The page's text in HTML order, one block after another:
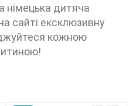
німецька дитяча
сайті ексклюзивну
кожною